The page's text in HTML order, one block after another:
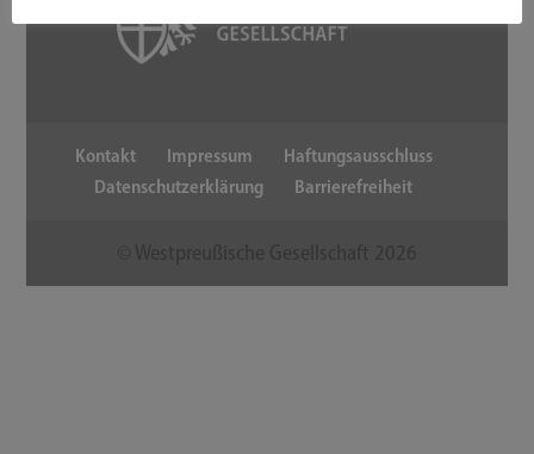
Kontakt Impressum
Haftungsausschluss
Datenschutzerklärung
Barrierefreiheit